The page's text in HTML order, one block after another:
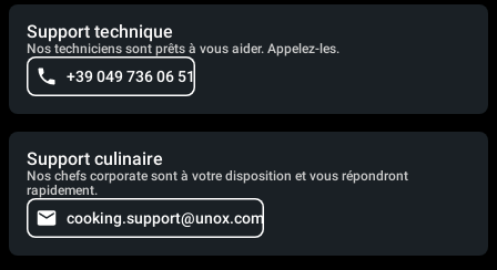
Support technique
Nos techniciens sont prêts à vous aider. Appelez-les.
+39 049 736 06 51
Support culinaire
Nos chefs corporate sont à votre disposition et vous répondront
rapidement.
cooking.support@unox.com